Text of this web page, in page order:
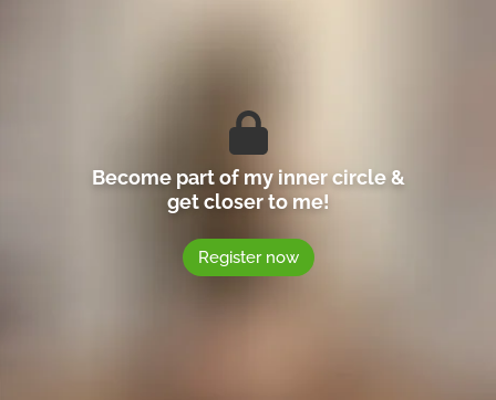
Become part of my inner circle &
get closer to me!
Register now